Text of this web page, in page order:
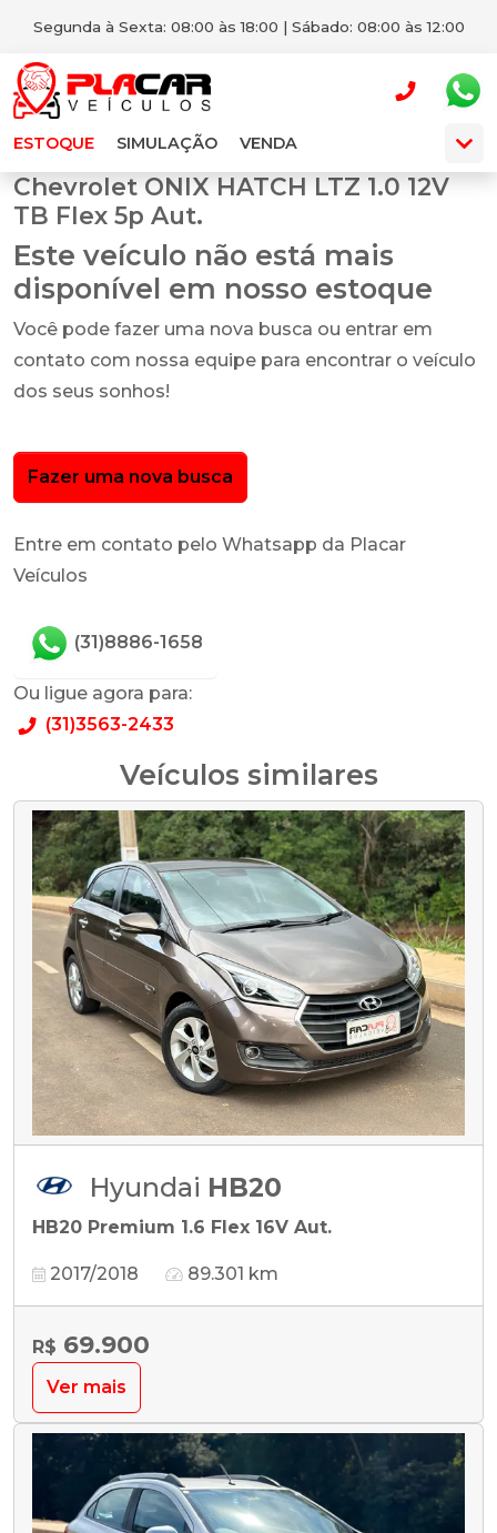
Segunda à Sexta: 08:00 às 18:00 | Sábado: 08:00 às 12:00
ESTOQUE SIMULAÇÃO VENDA
Chevrolet ONIX HATCH LTZ 1.0 12V
TB Flex 5p Aut.
Este veículo não está mais
disponível em nosso estoque
Você pode fazer uma nova busca ou entrar em
contato com nossa equipe para encontrar o veículo
dos seus sonhos!
Fazer uma nova busca
Entre em contato pelo Whatsapp da Placar
Veículos
(31)8886-1658
Ou ligue agora para:
(31)3563-2433
Veículos similares
Hyundai HB20
HB20 Premium 1.6 Flex 16V Aut.
2017/2018 89.301 km
R$ 69.900
Ver mais